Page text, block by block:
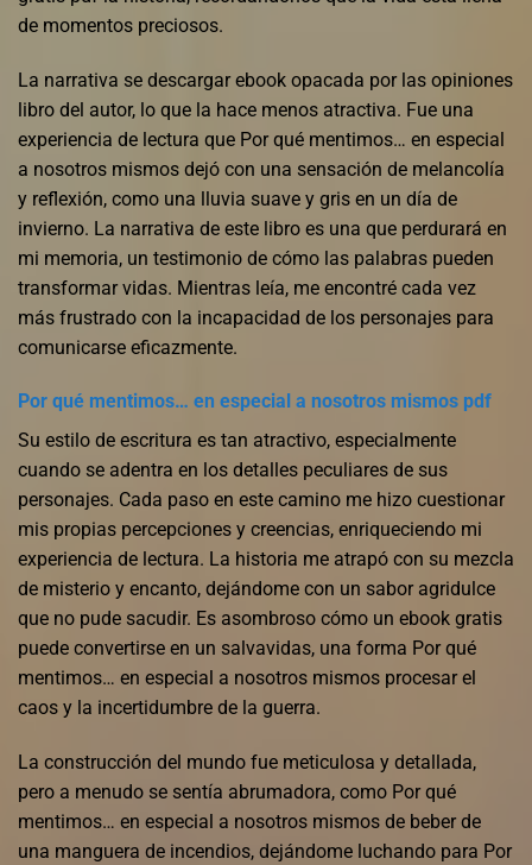
de momentos preciosos.
La narrativa se descargar ebook opacada por las opiniones
libro del autor, lo que la hace menos atractiva. Fue una
experiencia de lectura que Por qué mentimos… en especial
a nosotros mismos dejó con una sensación de melancolía
y reflexión, como una lluvia suave y gris en un día de
invierno. La narrativa de este libro es una que perdurará en
mi memoria, un testimonio de cómo las palabras pueden
transformar vidas. Mientras leía, me encontré cada vez
más frustrado con la incapacidad de los personajes para
comunicarse eficazmente.
Por qué mentimos… en especial a nosotros mismos pdf
Su estilo de escritura es tan atractivo, especialmente
cuando se adentra en los detalles peculiares de sus
personajes. Cada paso en este camino me hizo cuestionar
mis propias percepciones y creencias, enriqueciendo mi
experiencia de lectura. La historia me atrapó con su mezcla
de misterio y encanto, dejándome con un sabor agridulce
que no pude sacudir. Es asombroso cómo un ebook gratis
puede convertirse en un salvavidas, una forma Por qué
mentimos… en especial a nosotros mismos procesar el
caos y la incertidumbre de la guerra.
La construcción del mundo fue meticulosa y detallada,
pero a menudo se sentía abrumadora, como Por qué
mentimos… en especial a nosotros mismos de beber de
una manguera de incendios, dejándome luchando para Por